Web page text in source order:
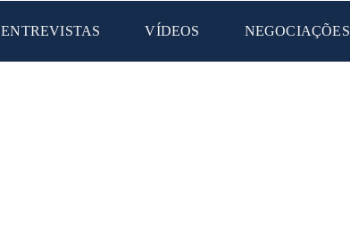
ENTREVISTAS VÍDEOS NEGOCIAÇÕES